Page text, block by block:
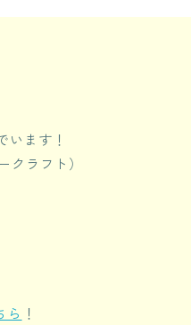
ます！
ラフト）
ら ！